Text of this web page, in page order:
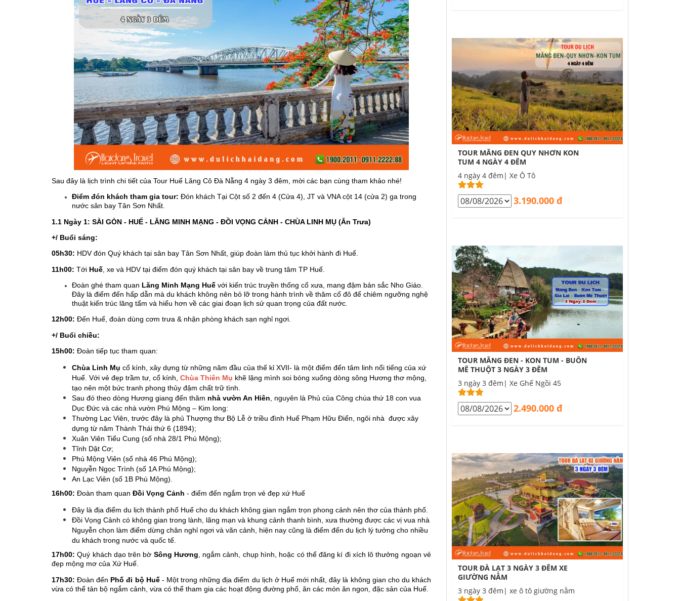
Sau đây là lịch trình chi tiết của Tour Huế Lăng Cô Đà Nẵng 4 ngày 3 đêm, mời các bạn cùng tham khảo nhé!
Điểm đón khách tham gia tour: Đón khách Tại Cột số 2 đến 4 (Cửa 4), JT và VNA cột 14 (cửa 2) ga trong
nước sân bay Tân Sơn Nhất.
1.1 Ngày 1: SÀI GÒN - HUẾ - LĂNG MINH MẠNG - ĐỒI VỌNG CẢNH - CHÙA LINH MỤ (Ăn Trưa)
+/ Buổi sáng:
05h30: HDV đón Quý khách tại sân bay Tân Sơn Nhất, giúp đoàn làm thủ tục khởi hành đi Huế.
11h00: Tới Huế , xe và HDV tại điểm đón quý khách tại sân bay về trung tâm TP Huế.
Đoàn ghé tham quan Lăng Minh Mạng Huế với kiến trúc truyền thống cổ xưa, mang đậm bản sắc Nho Giáo.
Đây là điểm đến hấp dẫn mà du khách không nên bỏ lỡ trong hành trình về thăm cố đô để chiêm ngưỡng nghệ
thuật kiến trúc lăng tẩm và hiểu hơn về các giai đoạn lịch sử quan trọng của đất nước.
12h00: Đến Huế, đoàn dùng cơm trưa & nhận phòng khách sạn nghỉ ngơi.
+/ Buổi chiều:
15h00: Đoàn tiếp tục tham quan:
Chùa Linh Mụ cổ kính, xây dựng từ những năm đầu của thế kỉ XVII- là một điểm đến tâm linh nổi tiếng của xứ
Huế. Với vẻ đẹp trầm tư, cổ kính, Chùa Thiên Mụ khẽ lặng mình soi bóng xuống dòng sông Hương thơ mộng,
tạo nên một bức tranh phong thủy đậm chất trữ tình.
Sau đó theo dòng Hương giang đến thăm nhà vườn An Hiên , nguyên là Phủ của Công chúa thứ 18 con vua
Dục Ðức và các nhà vườn Phú Mộng – Kim long:
Thường Lạc Viên, trước đây là phủ Thượng thư Bộ Lễ ở triều đình Huế Phạm Hữu Điển, ngôi nhà được xây
dựng từ năm Thành Thái thứ 6 (1894);
Xuân Viên Tiểu Cung (số nhà 28/1 Phú Mộng);
Tĩnh Dật Cơ;
Phú Mộng Viên (số nhà 46 Phú Mộng);
Nguyễn Ngọc Trình (số 1A Phú Mộng);
An Lạc Viên (số 1B Phú Mộng).
16h00: Đoàn tham quan Đồi Vọng Cảnh - điểm đến ngắm trọn vẻ đẹp xứ Huế
Đây là địa điểm du lịch thành phố Huế cho du khách không gian ngắm trọn phong cảnh nên thơ của thành phố.
Đồi Vọng Cảnh có không gian trong lành, lãng mạn và khung cảnh thanh bình, xưa thường được các vị vua nhà
Nguyễn chọn làm điểm dừng chân nghỉ ngơi và vãn cảnh, hiện nay cũng là điểm đến du lịch lý tưởng cho nhiều
du khách trong nước và quốc tế.
17h00: Quý khách dạo trên bờ Sông Hương, ngắm cảnh, chụp hình, hoặc có thể đăng kí đi xích lô thưởng ngoạn vẻ
đẹp mộng mơ của Xứ Huế.
17h30: Đoàn đến Phố đi bộ Huế- Một trong những địa điểm du lịch ở Huế mới nhất, đây là không gian cho du khách
vừa có thể tản bộ ngắm cảnh, vừa có thể tham gia các hoạt động đường phố, ăn các món ăn ngon, đặc sản của Huế.
TOUR MĂNG ĐEN QUY NHƠN KON
TUM 4 NGÀY 4 ĐÊM
4 ngày 4 đêm| Xe Ô Tô
3.190.000 đ
TOUR MĂNG ĐEN - KON TUM - BUÔN
MÊ THUỘT 3 NGÀY 3 ĐÊM
3 ngày 3 đêm| Xe Ghế Ngồi 45
2.490.000 đ
TOUR ĐÀ LẠT 3 NGÀY 3 ĐÊM XE
GIƯỜNG NẰM
3 ngày 3 đêm| xe ô tô giường nằm